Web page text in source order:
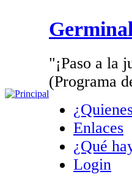
"¡Paso a la
(Programa
Enlaces
¿Qué
Login